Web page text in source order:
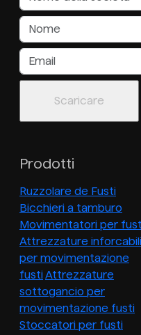
Prodotti
Ruzzolare de Fusti
Bicchieri a tamburo
Movimentatori per
Attrezzature inforcabili
per movimentazione
fustiAttrezzature
sottogancio per
movimentazione fusti
Stoccatori per fusti